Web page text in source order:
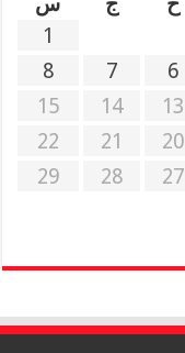
1
6
7
8
13
14
15
20
21
22
27
28
29